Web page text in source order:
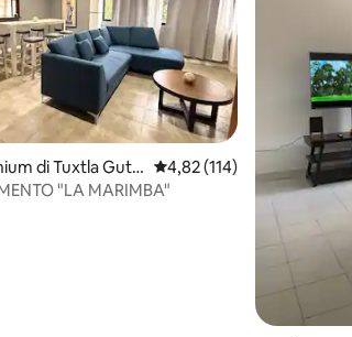
70 ulasan
di Tuxtla Gutié Nilai rata-rata 4,82 dari 5,
4,82 (114)
"LA MARIMBA"